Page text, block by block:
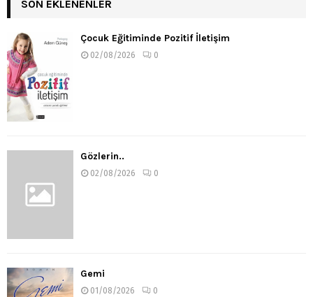
SON EKLENENLER
Çocuk Eğitiminde Pozitif İletişim
02/08/2026 0
Gözlerin..
02/08/2026 0
Gemi
01/08/2026 0